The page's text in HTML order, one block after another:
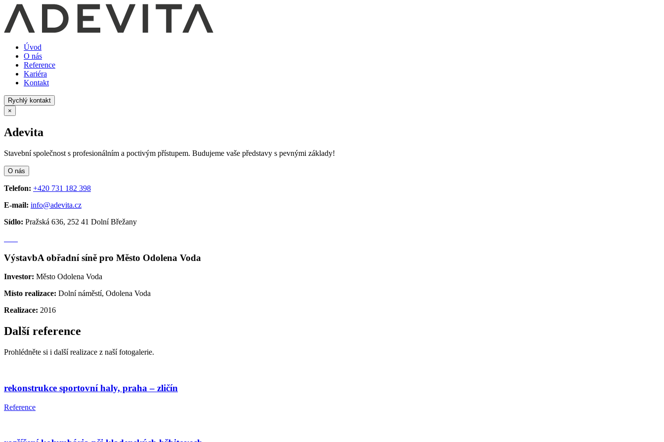
Úvod
O nás
Reference
Kariéra
Kontakt
Rychlý kontakt
×
Adevita
Stavební společnost s profesionálním a poctivým přístupem. Budujeme vaše představy s pevnými základy!
O nás
Telefon: +420 731 182 398
E-mail: info@adevita.cz
Sídlo: Pražská 636, 252 41 Dolní Břežany
VýstavbA obřadní síně pro Město Odolena Voda
Investor: Město Odolena Voda
Místo realizace: Dolní náměstí, Odolena Voda
Realizace: 2016
Další reference
Prohlédněte si i další realizace z naší fotogalerie.
rekonstrukce sportovní haly, praha – zličín
Reference